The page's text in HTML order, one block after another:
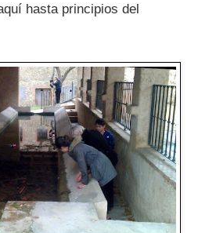
hasta principios del